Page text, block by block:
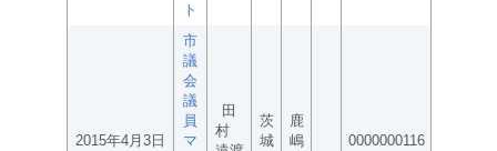
ト
2015年4月3日
市
議
会
議
員
マ
田
村
茨
城
鹿
嶋
0000000116